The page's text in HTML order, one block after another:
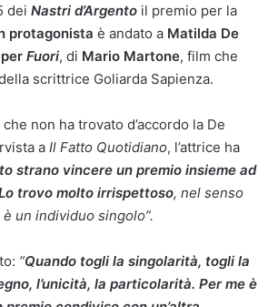
dei Nastri d’Argento il premio per la
protagonista è andato a Matilda De
Fuori, di Mario Martone, film che
scrittrice Goliarda Sapienza.
non ha trovato d’accordo la De
a Il Fatto Quotidiano, l’attrice ha
strano vincere un premio insieme ad
trovo molto irrispettoso, nel senso
un individuo singolo”.
“Quando togli la singolarità, togli la
l’unicità, la particolarità. Per me è